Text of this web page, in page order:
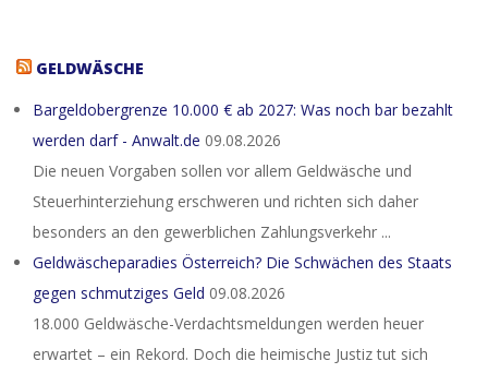
GELDWÄSCHE
Bargeldobergrenze 10.000 € ab 2027: Was noch bar bezahlt
werden darf - Anwalt.de 09.08.2026
Die neuen Vorgaben sollen vor allem Geldwäsche und
Steuerhinterziehung erschweren und richten sich daher
besonders an den gewerblichen Zahlungsverkehr ...
Geldwäscheparadies Österreich? Die Schwächen des Staats
gegen schmutziges Geld 09.08.2026
18.000 Geldwäsche-Verdachtsmeldungen werden heuer
erwartet – ein Rekord. Doch die heimische Justiz tut sich